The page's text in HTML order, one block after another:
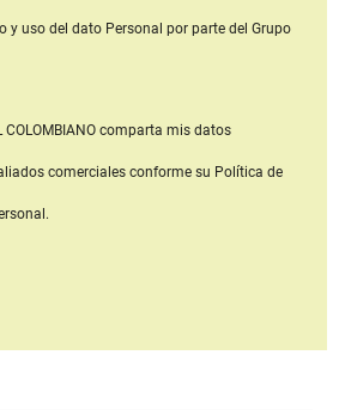
y uso del dato Personal por parte del Grupo
COLOMBIANOcomparta mis datos
comerciales conforme su Política de